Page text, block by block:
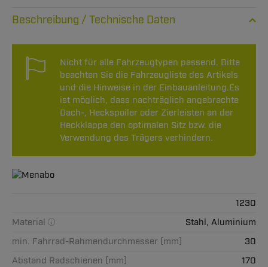
Technische Daten
Nicht für alle Fahrzeugtypen passend. Bitte
beachten Sie die Fahrzeugliste des Artikels
und die Hinweise in der Einbauanleitung.Es
ist möglich, dass nachträglich angebrachte
Dach-, Heckspoiler oder Zierleisten an der
Heckklappe den optimalen Sitz bzw. die
Verwendung des Trägers verhindern.
1230
Material
Stahl, Aluminium
min. Fahrrad-Rahmendurchmesser (mm)
30
Abstand Radschienen (mm)
170